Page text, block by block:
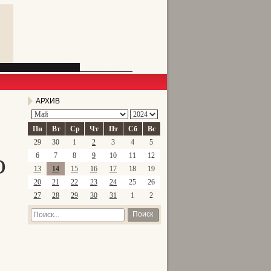
АРХИВ
Пн Вт Ср Чт Пт Сб
Вс
29
30 1 2 3 4
5
6
7 8 9 10 11
12
13
14 15 16 17 18
19
20
21 22 23 24 25
26
27
28 29 30 31 1 2
Поиск